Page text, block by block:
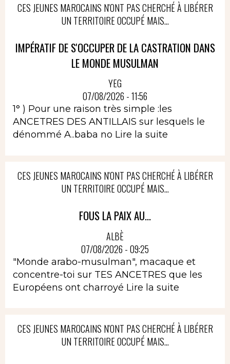
CES JEUNES MAROCAINS N'ONT PAS CHERCHÉ À LIBÉRER
UN TERRITOIRE OCCUPÉ MAIS...
IMPÉRATIF DE S'OCCUPER DE LA CASTRATION DANS
LE MONDE MUSULMAN
YEG
07/08/2026 - 11:56
1° ) Pour une raison très simple :les
ANCETRES DES ANTILLAIS sur lesquels le
dénommé A..baba no Lire la suite
CES JEUNES MAROCAINS N'ONT PAS CHERCHÉ À LIBÉRER
UN TERRITOIRE OCCUPÉ MAIS...
FOUS LA PAIX AU...
ALBÈ
07/08/2026 - 09:25
"Monde arabo-musulman", macaque et
concentre-toi sur TES ANCETRES que les
Européens ont charroyé Lire la suite
CES JEUNES MAROCAINS N'ONT PAS CHERCHÉ À LIBÉRER
UN TERRITOIRE OCCUPÉ MAIS...